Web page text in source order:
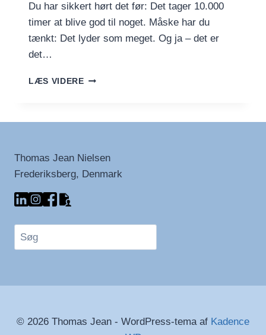
Du har sikkert hørt det før: Det tager 10.000
timer at blive god til noget. Måske har du
tænkt: Det lyder som meget. Og ja – det er
det…
LÆS VIDEREHANDLER
Thomas Jean Nielsen
Frederiksberg, Denmark
Søg
© 2026 Thomas Jean - WordPress-tema af Kadence